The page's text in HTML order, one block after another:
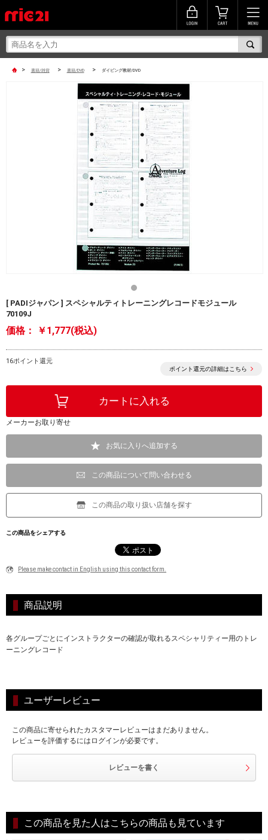
> 書籍/雑貨 > 書籍/DVD > ダイビング教材/DVD
[ PADIジャパン ] スペシャルティトレーニングレコードモジュール
70109J
価格： ￥1,777(税込)
16ポイント還元
ポイント還元の詳細はこちら
メーカーお取り寄せ
お気に入りへ追加する
この商品について問い合わせる
この商品の取り扱い店舗を探す
この商品をシェアする
Please make contact in English using this contact form.
商品説明
各グループごとにインストラクターの確認が取れるスペシャリティー用のトレ
ーニングレコード
ユーザーレビュー
この商品に寄せられたカスタマーレビューはまだありません。
レビューを評価するにはログインが必要です。
レビューを書く
この商品を見た人はこちらの商品も見ています